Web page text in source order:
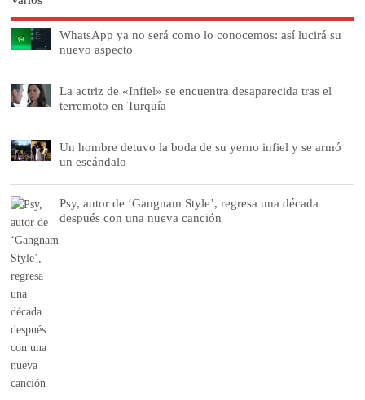
WhatsApp ya no será como lo conocemos: así lucirá su
nuevo aspecto
La actriz de «Infiel» se encuentra desaparecida tras el
terremoto en Turquía
Un hombre detuvo la boda de su yerno infiel y se armó
un escándalo
Psy, autor de ‘Gangnam Style’, regresa una década
después con una nueva canción